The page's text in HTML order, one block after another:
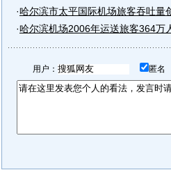
·哈尔滨市太平国际机场旅客吞吐量
·哈尔滨机场2006年运送旅客364万
用户： 匿名